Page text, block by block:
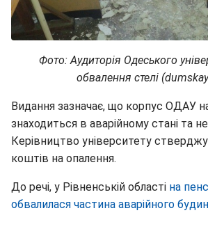
Фото: Аудиторія Одеського
обвалення стелі
Видання зазначає, що корпус ОДАУ
знаходиться в аварійному стані та
Керівництво університету
коштів на опалення.
До речі, у Рівненській області на
обвалилася частина аварійного